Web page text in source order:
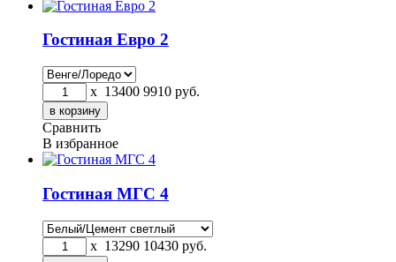
Гостиная Евро 2
x 13400 9910 руб.
Сравнить
В избранное
Гостиная МГС 4
x 13290 10430 руб.